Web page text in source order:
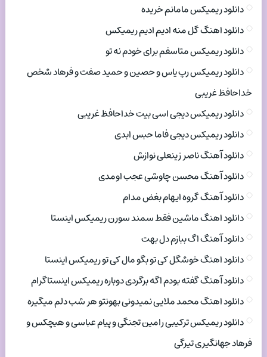
دانلود ریمیکس مامانم خریده
دانلود اهنگ گل منه ادیم ادیم ریمیکس
دانلود ریمیکس متاسفم برای خودم نه تو
دانلود ریمیکس رپ یاس و حصین و حمید صفت و فرهاد شخص
خداحافظ غریبی
دانلود ریمیکس دیجی اسی بیت خداحافظ غریبی
دانلود ریمیکس دیجی فاما حبس ابدی
دانلود آهنگ ناصر زینعلی نوازش
دانلود آهنگ محسن چاوشی عجب اومدی
دانلود آهنگ گروه ایهام بغض مدام
دانلود اهنگ ماشین فقط سمند سورن ریمیکس اینستا
دانلود آهنگ اگ ببازم دل بهت
دانلود اهنگ خوشگل کی تو بگو مال کی تو ریمیکس اینستا
دانلود آهنگ گفته بودم اگه برگردی دوباره ریمیکس اینستاگرام
دانلود اهنگ محمد ملایی نمیدونی بهونتو هر شب دلم میگیره
دانلود ریمیکس ترکیبی رامین تجنگی و پیام عباسی و هیچکس و
فرهاد جهانگیری تیرگی